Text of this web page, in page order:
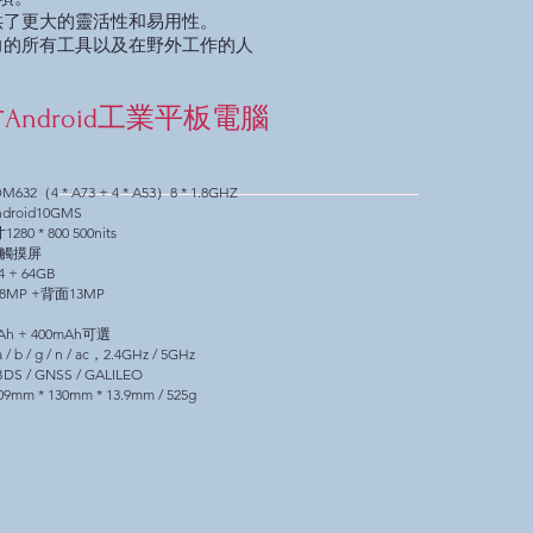
更大的靈活性和易用性。
所有工具以及在野外工作的人
Android工業平板電腦
（4 * A73 + 4 * A53）8 * 1.8GHZ
* 800 500nits
摸屏
+ 64GB
+背面13MP
+ 400mAh可選
/ b / g / n / ac，2.4GHz / 5GHz
/ GNSS / GALILEO
* 130mm * 13.9mm / 525g